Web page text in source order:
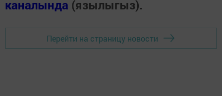
каналында (язылыгыз).
Перейти на страницу новости